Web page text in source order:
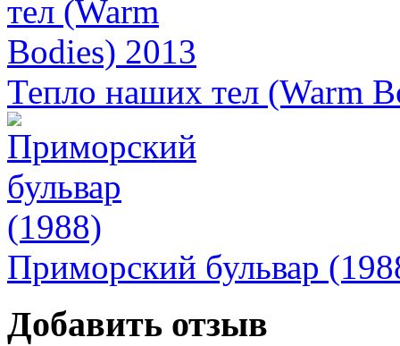
Тепло наших тел (Warm
Приморский бульвар
Добавить отзыв